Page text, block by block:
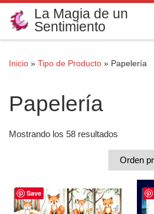
Saltar al contenido
La Magia de un
Sentimiento
Inicio » Tipo de Producto » Papelería
Papelería
Mostrando los 58 resultados
Save